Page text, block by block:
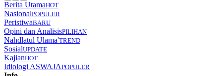
Berita UtamaHOT
NasionalPOPULER
PeristiwaBARU
Opini dan AnalisisPILIHAN
Nahdlatul Ulama'TREND
SosialUPDATE
KajianHOT
Idiologi ASWAJAPOPULER